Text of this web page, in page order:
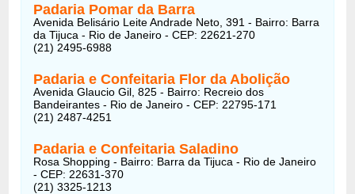
Padaria Pomar da Barra
Avenida Belisário Leite Andrade Neto, 391 - Bairro: Barra
da Tijuca - Rio de Janeiro - CEP: 22621-270
(21) 2495-6988
Padaria e Confeitaria Flor da Abolição
Avenida Glaucio Gil, 825 - Bairro: Recreio dos
Bandeirantes - Rio de Janeiro - CEP: 22795-171
(21) 2487-4251
Padaria e Confeitaria Saladino
Rosa Shopping - Bairro: Barra da Tijuca - Rio de Janeiro
- CEP: 22631-370
(21) 3325-1213